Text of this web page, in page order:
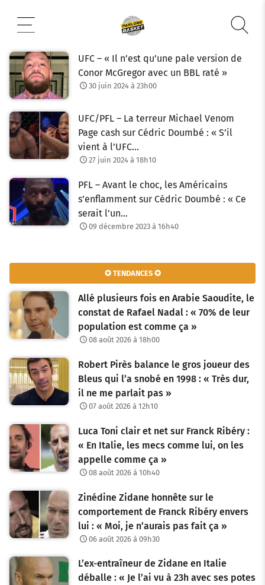
contenu
UFC – « Il n’est qu’une pale version de
Conor McGregor avec un BBL raté »
30 juin 2024 à 23h00
UFC/PFL – La terreur Michael Venom
Page cash sur Cédric Doumbé : « S’il
vient à l’UFC…
27 juin 2024 à 18h10
PFL – Avant le choc, les Américains
s’enflamment sur Cédric Doumbé : « Ce
serait l’un…
09 décembre 2023 à 16h40
✪ TENDANCES ✪
Allé plusieurs fois en Arabie Saoudite, le
constat de Rafael Nadal : « 70% de leur
population est comme ça »
08 août 2026 à 18h00
Robert Pirès balance le gros joueur des
Bleus qui l’a snobé en 1998 : « Très dur,
il ne me parlait pas »
07 août 2026 à 12h10
Luca Toni clair et net sur Franck Ribéry :
« En Italie, les mecs comme lui, on les
appelle comme ça »
08 août 2026 à 10h40
Zinédine Zidane honnête sur le
comportement de Franck Ribéry envers
lui : « Moi, je n’aurais pas fait ça »
06 août 2026 à 09h30
L’ex-entraîneur de Zidane en Italie
déballe : « Je l’ai vu à 23h avec ses potes